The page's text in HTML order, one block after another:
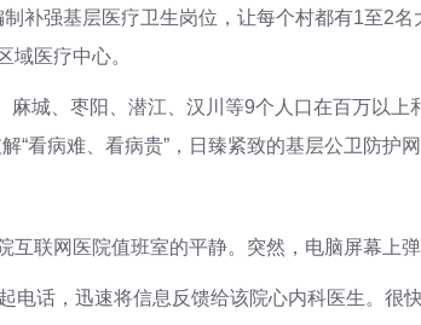
补强基层医疗卫生岗位，让每个村都有1至2
域医疗中心。
麻城、枣阳、潜江、汉川等9个人口在百万以
看病难、看病贵”，日臻紧致的基层公卫防护网
互联网医院值班室的平静。突然，电脑屏幕上
电话，迅速将信息反馈给该院心内科医生。